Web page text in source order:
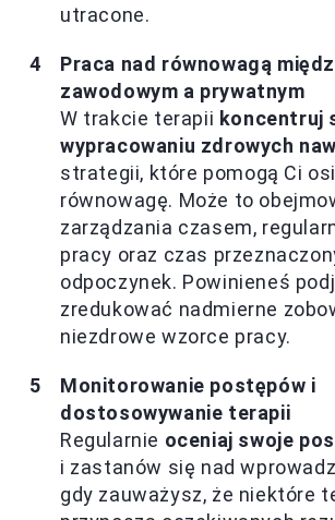
utracone.
Praca nad równowagą
zawodowym a prywatnym
W trakcie terapii koncentruj
wypracowaniu zdrowych
strategii, które pomogą Ci
równowagę. Może to
zarządzania czasem,
pracy oraz czas
odpoczynek. Powinieneś
zredukować nadmierne
niezdrowe wzorce pracy.
Monitorowanie postępów i
dostosowywanie terapii
Regularnie oceniaj swoje
i zastanów się nad
gdy zauważysz, że niektóre